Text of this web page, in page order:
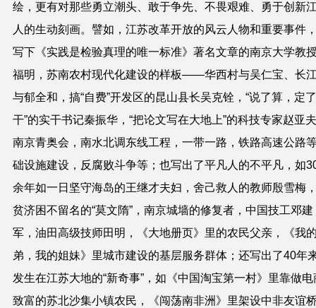
绘，更有对那些勇立潮头、敢于争先、不畏艰难、勇于创新
人的生动刻画。 譬如，江苏改革开放的风云人物和重要事件
写下《实践是检验真理的唯一标准》著名文章的南京大学教
福明，苏南农村现代化建设的样板——华西村与吴仁宝、长
与郁全和，搞“自费”开发区的昆山县长吴克铨，“说了算，定了
干”的实干书记秦振华，“把论文写在大地上”的科技专家赵亚
南京青奥会，南水北调东线工程，一带一路，铁路高速公路
础设施建设，反腐败斗争等；也写出了平凡人的不平凡，如
余年如一日坚守海岛的王继才夫妇，舍己救人的教师殷雪梅
贫济困不留名的“莫文隋”，南京城墙的修复者，中国技工邓建
军，油田高级技师田明，《大地册页》里的农民父亲，
《我
弟，我的姐妹》里城市建设的基层服务群体；还写出了40年
发生在江苏大地的“新奇事”，如《中国淘宝第一村》里靠做电
致富的苏北沙集小镇农民，《闯荡南非洲》里架设中非友谊